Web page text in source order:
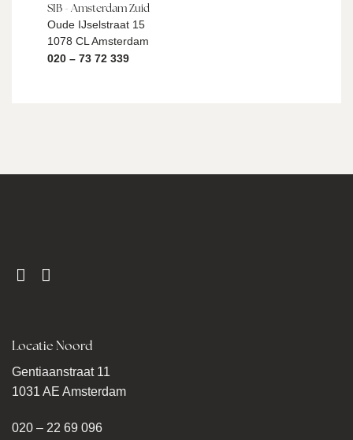
SIB - Amsterdam Zuid
Oude IJselstraat 15
1078 CL Amsterdam
020 – 73 72 339
Locatie Noord
Gentiaanstraat 11
1031 AE Amsterdam
020 – 22 69 096